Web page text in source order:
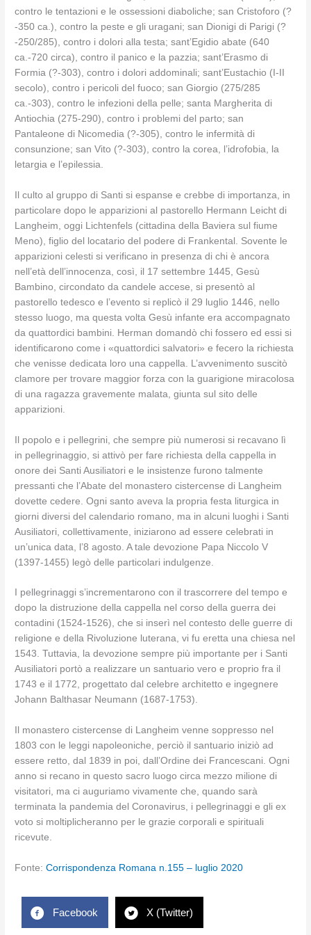
contro le tentazioni e le ossessioni diaboliche; san Cristoforo (?
-350 ca.), contro la peste e gli uragani; san Dionigi di Parigi (?
-250/285), contro i dolori alla testa; sant’Egidio abate (640
ca.-720 circa), contro il panico e la pazzia; sant’Erasmo di
Formia (?-303), contro i dolori addominali; sant’Eustachio (I-II
secolo), contro i pericoli del fuoco; san Giorgio (275/285
ca.-303), contro le infezioni della pelle; santa Margherita di
Antiochia (275-290), contro i problemi del parto; san
Pantaleone di Nicomedia (?-305), contro le infermità di
consunzione; san Vito (?-303), contro la corea, l’idrofobia, la
letargia e l’epilessia.
Il culto al gruppo di Santi si espanse e crebbe di importanza, in
particolare dopo le apparizioni al pastorello Hermann Leicht di
Langheim, oggi Lichtenfels (cittadina della Baviera sul fiume
Meno), figlio del locatario del podere di Frankental. Sovente le
apparizioni celesti si verificano in presenza di chi è ancora
nell’età dell’innocenza, così, il 17 settembre 1445, Gesù
Bambino, circondato da candele accese, si presentò al
pastorello tedesco e l’evento si replicò il 29 luglio 1446, nello
stesso luogo, ma questa volta Gesù infante era accompagnato
da quattordici bambini. Herman domandò chi fossero ed essi si
identificarono come i «quattordici salvatori» e fecero la richiesta
che venisse dedicata loro una cappella. L’avvenimento suscitò
clamore per trovare maggior forza con la guarigione miracolosa
di una ragazza gravemente malata, giunta sul sito delle
apparizioni.
Il popolo e i pellegrini, che sempre più numerosi si recavano lì
in pellegrinaggio, si attivò per fare richiesta della cappella in
onore dei Santi Ausiliatori e le insistenze furono talmente
pressanti che l’Abate del monastero cistercense di Langheim
dovette cedere. Ogni santo aveva la propria festa liturgica in
giorni diversi del calendario romano, ma in alcuni luoghi i Santi
Ausiliatori, collettivamente, iniziarono ad essere celebrati in
un’unica data, l’8 agosto. A tale devozione Papa Niccolo V
(1397-1455) legò delle particolari indulgenze.
I pellegrinaggi s’incrementarono con il trascorrere del tempo e
dopo la distruzione della cappella nel corso della guerra dei
contadini (1524-1526), che si inserì nel contesto delle guerre di
religione e della Rivoluzione luterana, vi fu eretta una chiesa nel
1543. Tuttavia, la devozione sempre più importante per i Santi
Ausiliatori portò a realizzare un santuario vero e proprio fra il
1743 e il 1772, progettato dal celebre architetto e ingegnere
Johann Balthasar Neumann (1687-1753).
Il monastero cistercense di Langheim venne soppresso nel
1803 con le leggi napoleoniche, perciò il santuario iniziò ad
essere retto, dal 1839 in poi, dall’Ordine dei Francescani. Ogni
anno si recano in questo sacro luogo circa mezzo milione di
visitatori, ma ci auguriamo vivamente che, quando sarà
terminata la pandemia del Coronavirus, i pellegrinaggi e gli ex
voto si moltiplicheranno per le grazie corporali e spirituali
ricevute.
Fonte:Corrispondenza Romana n.155 – luglio 2020
Facebook X (Twitter)